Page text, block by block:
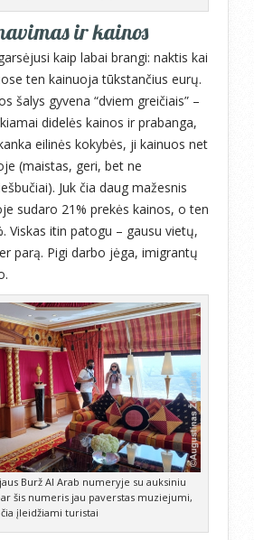
ir kainos
kaip labai brangi: naktis kai
ten kainuoja tūkstančius eurų.
šalys gyvena “dviem greičiais” –
didelės kainos ir prabanga,
eilinės kokybės, ji kainuos net
(maistas, geri, bet ne
Juk čia daug mažesnis
sudaro 21% prekės kainos, o ten
Viskas itin patogu – gausu vietų,
parą. Pigi darbo jėga, imigrantų
Burž Al Arab numeryje su auksiniu
šis numeris jau paverstas muziejumi,
čia įleidžiami turistai